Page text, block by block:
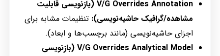
V/G Overrides Annotation (بازنویسی قابلیت
مشاهده/گرافیک حاشیه‌نویسی): تنظیمات مشابه برای
اجزای حاشیه‌نویسی (مانند برچسب‌ها و ابعاد).
V/G Overrides Analytical Model (بازنویسی